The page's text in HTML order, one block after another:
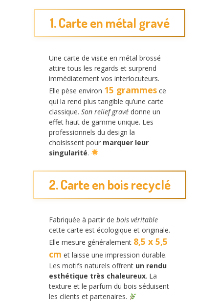
1. Carte en métal gravé
Une carte de visite en métal brossé
attire tous les regards et surprend
immédiatement vos interlocuteurs.
Elle pèse environ 15 grammes ce
qui la rend plus tangible qu’une carte
classique. Son relief gravé donne un
effet haut de gamme unique. Les
professionnels du design la
choisissent pour marquer leur
singularité.
2. Carte en bois recyclé
Fabriquée à partir de bois véritable
cette carte est écologique et originale.
Elle mesure généralement 8,5 x 5,5
cm et laisse une impression durable.
Les motifs naturels offrent un rendu
esthétique très chaleureux. La
texture et le parfum du bois séduisent
les clients et partenaires.